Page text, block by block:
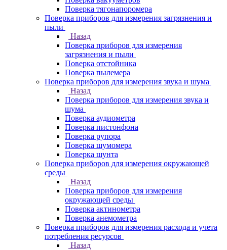
Поверка тягонапоромера
Поверка приборов для измерения загрязнения и
пыли
Назад
Поверка приборов для измерения
загрязнения и пыли
Поверка отстойника
Поверка пылемера
Поверка приборов для измерения звука и шума
Назад
Поверка приборов для измерения звука и
шума
Поверка аудиометра
Поверка пистонфона
Поверка рупора
Поверка шумомера
Поверка шунта
Поверка приборов для измерения окружающей
среды
Назад
Поверка приборов для измерения
окружающей среды
Поверка актинометра
Поверка анемометра
Поверка приборов для измерения расхода и учета
потребления ресурсов
Назад